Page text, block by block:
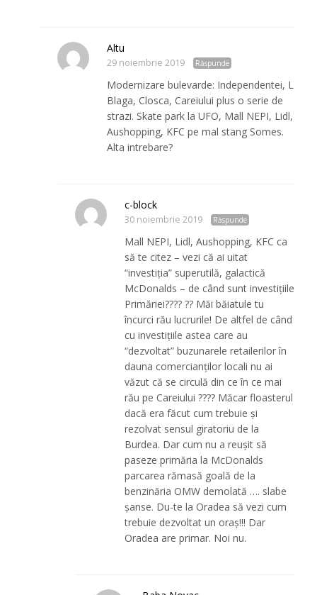
Altu
29 noiembrie 2019 Răspunde
Modernizare bulevarde: Independentei, L
Blaga, Closca, Careiului plus o serie de
strazi. Skate park la UFO, Mall NEPI, Lidl,
Aushopping, KFC pe mal stang Somes.
Alta intrebare?
c-block
30 noiembrie 2019 Răspunde
Mall NEPI, Lidl, Aushopping, KFC ca
să te citez – vezi că ai uitat
“investiția” superutilă, galactică
McDonalds – de când sunt investițiile
Primăriei???? ?? Măi băiatule tu
încurci rău lucrurile! De altfel de când
cu investițiile astea care au
“dezvoltat” buzunarele retailerilor în
dauna comercianților locali nu ai
văzut că se circulă din ce în ce mai
rău pe Careiului ???? Măcar floasterul
dacă era făcut cum trebuie și
rezolvat sensul giratoriu de la
Burdea. Dar cum nu a reușit să
paseze primăria la McDonalds
parcarea rămasă goală de la
benzinăria OMW demolată …. slabe
șanse. Du-te la Oradea să vezi cum
trebuie dezvoltat un oraș!!! Dar
Oradea are primar. Noi nu.